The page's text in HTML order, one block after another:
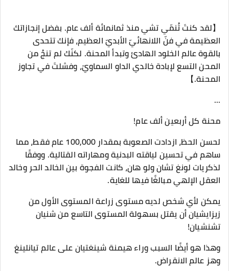
【لقد كنتَ تُنمّي تشي منذ ثمانمائة ألف عام. بفضل إنجازاتك
العظيمة في فنّ اللانهائيّ الأبديّ العظيم، فإنك تتحدى
بالقوة عالم الخلود الهادئ وتبدأ المحنة. لكنّك لم تنجُ من
المحن التسع لإبادة خالدي الداو السماويّ، وفشلتَ في تجاوز
المحنة.】
...
محنة كل أربعين ألف عام!
لحسن الحظ، ازدادت الصعوبة بمقدار 100,000 عام فقط، مما
ساهم في تحسين لياقته البدنية ومهاراته القتالية. ووفقًا
لذكريات لونغ تشان ولو هان، كانت الفجوة بين الخالد الحر وخالد
العقل الإلهي مبالغًا فيها للغاية.
يمكن لأي شخص لديه مستوى زراعة المستوى الأول من
زيزايشيان أن يقتل بسهولة المستوى التاسع من شنيان
تشنشيان!
وهذا هو أيضًا السبب وراء هيمنة شينغتيان على عالم تيانلينغ
وهز عالم الانقراض.